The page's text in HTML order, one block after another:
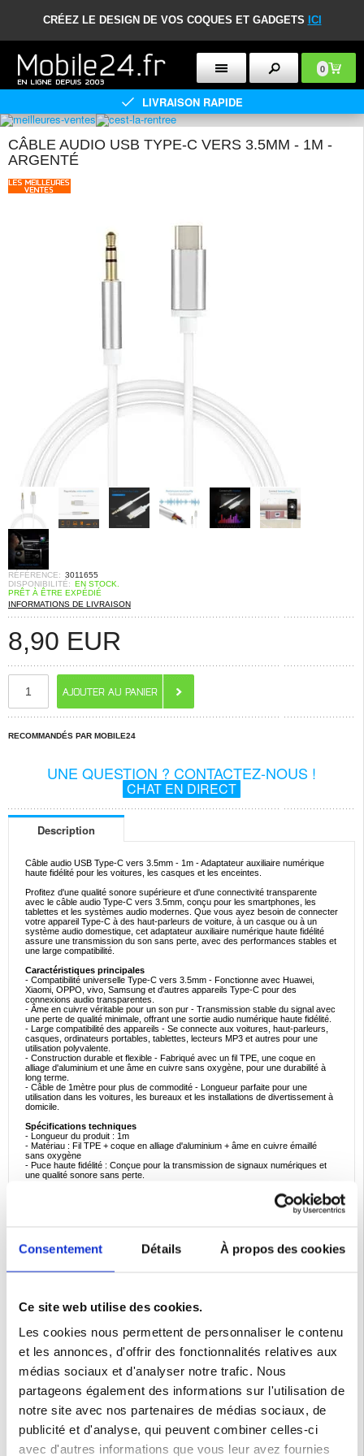
Consentement Détails À propos des cookies
Ce site web utilise des cookies.
Les cookies nous permettent de personnaliser le contenu
et les annonces, d'offrir des fonctionnalités relatives aux
médias sociaux et d'analyser notre trafic. Nous
partageons également des informations sur l'utilisation de
notre site avec nos partenaires de médias sociaux, de
publicité et d'analyse, qui peuvent combiner celles-ci
avec d'autres informations que vous leur avez fournies
CRÉEZ LE DESIGN DE VOS COQUES ET GADGETS ICI
0
LIVRAISON RAPIDE
CÂBLE AUDIO USB TYPE-C VERS 3.5MM - 1M -
ARGENTÉ
RÉFÉRENCE: 3011655
DISPONIBILITÉ: EN STOCK.
PRÊT À ÊTRE EXPÉDIÉ
INFORMATIONS DE LIVRAISON
8,90 EUR
RECOMMANDÉS PAR MOBILE24
UNE QUESTION ? CONTACTEZ-NOUS !
CHAT EN DIRECT
Description
Câble audio USB Type-C vers 3.5mm - 1m - Adaptateur auxiliaire numérique
haute fidélité pour les voitures, les casques et les enceintes.
Profitez d'une qualité sonore supérieure et d'une connectivité transparente
avec le câble audio Type-C vers 3.5mm, conçu pour les smartphones, les
tablettes et les systèmes audio modernes. Que vous ayez besoin de connecter
votre appareil Type-C à des haut-parleurs de voiture, à un casque ou à un
système audio domestique, cet adaptateur auxiliaire numérique haute fidélité
assure une transmission du son sans perte, avec des performances stables et
une large compatibilité.
Caractéristiques principales
- Compatibilité universelle Type-C vers 3.5mm - Fonctionne avec Huawei,
Xiaomi, OPPO, vivo, Samsung et d'autres appareils Type-C pour des
connexions audio transparentes.
- Âme en cuivre véritable pour un son pur - Transmission stable du signal avec
une perte de qualité minimale, offrant une sortie audio numérique haute fidélité.
- Large compatibilité des appareils - Se connecte aux voitures, haut-parleurs,
casques, ordinateurs portables, tablettes, lecteurs MP3 et autres pour une
utilisation polyvalente.
- Construction durable et flexible - Fabriqué avec un fil TPE, une coque en
alliage d'aluminium et une âme en cuivre sans oxygène, pour une durabilité à
long terme.
- Câble de 1mètre pour plus de commodité - Longueur parfaite pour une
utilisation dans les voitures, les bureaux et les installations de divertissement à
domicile.
Spécifications techniques
- Longueur du produit : 1m
- Matériau : Fil TPE + coque en alliage d'aluminium + âme en cuivre émaillé
sans oxygène
- Puce haute fidélité : Conçue pour la transmission de signaux numériques et
une qualité sonore sans perte.
- Smartphones et tablettes : Huawei, Xiaomi, OPPO, vivo, Samsung, etc.
- Appareils audio : Voitures, haut-parleurs, casques, lecteurs MP3, radios,
- Connectivité audio pour voiture - Profitez d'une lecture musicale de haute
qualité depuis votre smartphone sur votre système stéréo de voiture.
filaire ou à des haut-parleurs externes en toute simplicité.
- Utilisation professionnelle et en studio - Convient au podcasting, à la
production musicale et au travail audio professionnel.
- Transmission audio numérique transparente - Délivre un son haute fidélité
sans perte et sans interférence.
- Compatibilité universelle - Fonctionne avec une large gamme d'appareils
Type-C et de systèmes audio.
- Construction durable et fiable - Coque en aluminium renforcée et âme en
cuivre sans oxygène pour une utilisation durable.
- Commodité Plug & Play - Pas besoin d'adaptateurs ou de pilotes
supplémentaires : il suffit de se connecter et de profiter.
Faits intéressants à propos des adaptateurs audio numériques
- De nombreux smartphones modernes n'intègrent plus de prise 3.5mm, ce qui
rend les adaptateurs Type-C vers 3.5mm essentiels pour l'audio filaire.
- Les âmes en cuivre sans oxygène réduisent les interférences du signal et